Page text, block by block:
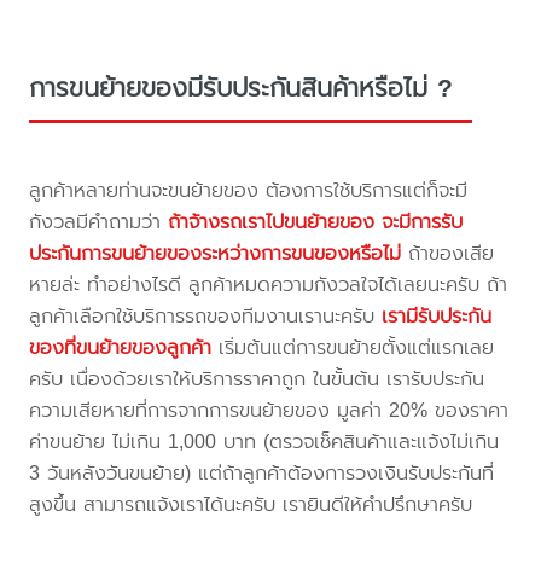
การขนย้ายของมีรับประกันสินค้าหรือไม่ ?
ลูกค้าหลายท่านจะขนย้ายของ ต้องการใช้บริการแต่ก็จะมี
กังวลมีคำถามว่า ถ้าจ้างรถเราไปขนย้ายของ จะมีการรับ
ประกันการขนย้ายของระหว่างการขนของหรือไม่ ถ้าของเสีย
หายล่ะ ทำอย่างไรดี ลูกค้าหมดความกังวลใจได้เลยนะครับ ถ้า
ลูกค้าเลือกใช้บริการรถของทีมงานเรานะครับ เรามีรับประกัน
ของที่ขนย้ายของลูกค้า เริ่มต้นแต่การขนย้ายตั้งแต่แรกเลย
ครับ เนื่องด้วยเราให้บริการราคาถูก ในขั้นต้น เรารับประกัน
ความเสียหายที่การจากการขนย้ายของ มูลค่า 20% ของราคา
ค่าขนย้าย ไม่เกิน 1,000 บาท (ตรวจเช็คสินค้าและแจ้งไม่เกิน
3 วันหลังวันขนย้าย) แต่ถ้าลูกค้าต้องการวงเงินรับประกันที่
สูงขึ้น สามารถแจ้งเราได้นะครับ เรายินดีให้คำปรึกษาครับ